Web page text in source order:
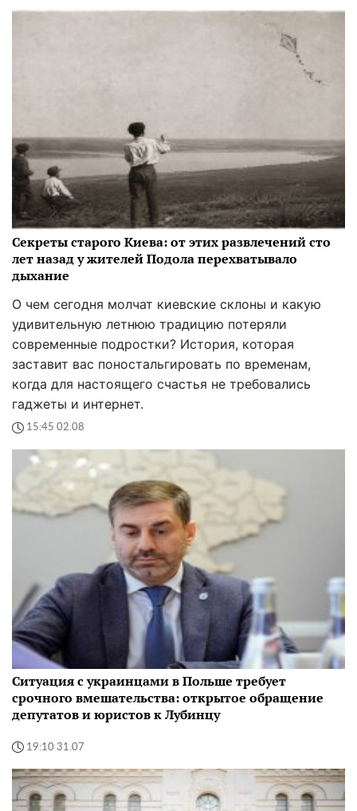
Секреты старого Киева: от этих развлечений сто
лет назад у жителей Подола перехватывало
дыхание
О чем сегодня молчат киевские склоны и какую
удивительную летнюю традицию потеряли
современные подростки? История, которая
заставит вас поностальгировать по временам,
когда для настоящего счастья не требовались
гаджеты и интернет.
15:45 02.08
Ситуация с украинцами в Польше требует
срочного вмешательства: открытое обращение
депутатов и юристов к Лубинцу
19:10 31.07